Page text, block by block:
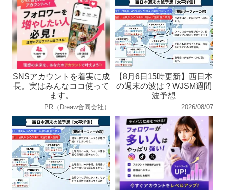
SNSアカウントを着実に成
長。実はみんなココ使って
ます。
PR（Dreaw合同会社）
【8月6日15時更新】西日本
の週末の波は？WJSM週間
波予想
2026/08/07